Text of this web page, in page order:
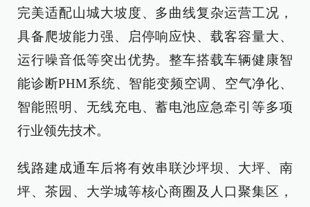
完美适配山城大坡度、多曲线复杂运营工况，
具备爬坡能力强、启停响应快、载客容量大、
运行噪音低等突出优势。整车搭载车辆健康智
能诊断PHM系统、智能变频空调、空气净化、
智能照明、无线充电、蓄电池应急牵引等多项
行业领先技术。
线路建成通车后将有效串联沙坪坝、大坪、南
坪、茶园、大学城等核心商圈及人口聚集区，